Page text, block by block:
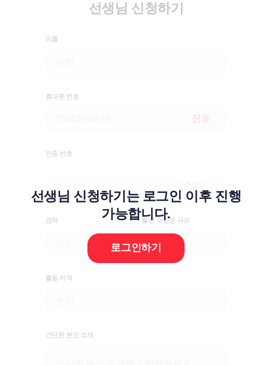
선생님 신청하기
이름
휴대폰 번호
전송
인증 번호
경력 월간 수강생 규모
활동 지역
간단한 본인 소개
선생님 신청하기는 로그인 이후 진행
가능합니다.
로그인하기